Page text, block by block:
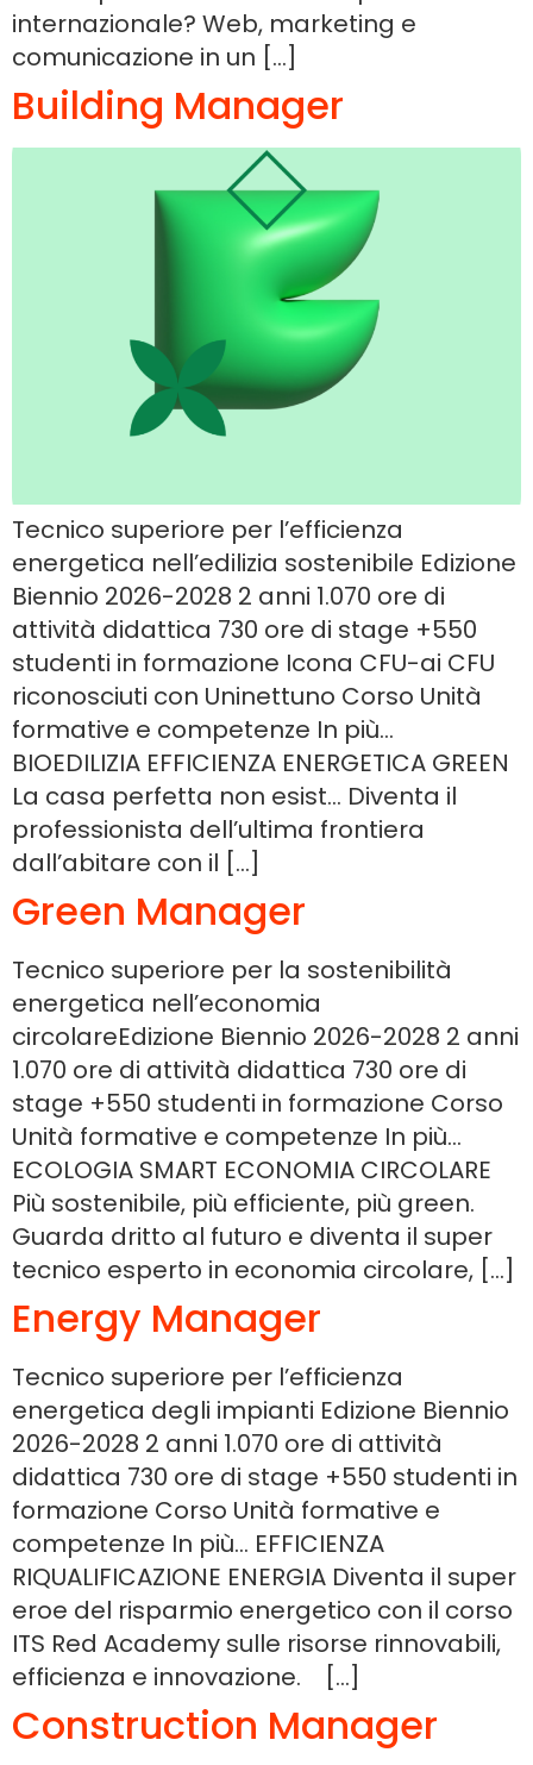
internazionale? Web, marketing e
comunicazione in un […]
Building Manager
Tecnico superiore per l’efficienza
energetica nell’edilizia sostenibile Edizione
Biennio 2026-2028 2 anni 1.070 ore di
attività didattica 730 ore di stage +550
studenti in formazione Icona CFU-ai CFU
riconosciuti con Uninettuno Corso Unità
formative e competenze In più…
BIOEDILIZIA EFFICIENZA ENERGETICA GREEN
La casa perfetta non esist… Diventa il
professionista dell’ultima frontiera
dall’abitare con il […]
Green Manager
Tecnico superiore per la sostenibilità
energetica nell’economia
circolareEdizione Biennio 2026-2028 2 anni
1.070 ore di attività didattica 730 ore di
stage +550 studenti in formazione Corso
Unità formative e competenze In più…
ECOLOGIA SMART ECONOMIA CIRCOLARE
Più sostenibile, più efficiente, più green.
Guarda dritto al futuro e diventa il super
tecnico esperto in economia circolare, […]
Energy Manager
Tecnico superiore per l’efficienza
energetica degli impianti Edizione Biennio
2026-2028 2 anni 1.070 ore di attività
didattica 730 ore di stage +550 studenti in
formazione Corso Unità formative e
competenze In più… EFFICIENZA
RIQUALIFICAZIONE ENERGIA Diventa il super
eroe del risparmio energetico con il corso
ITS Red Academy sulle risorse rinnovabili,
efficienza e innovazione. […]
Construction Manager